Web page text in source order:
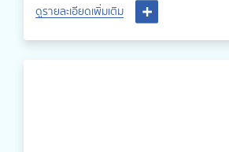
ดูรายละเอียดเพิ่มเติม